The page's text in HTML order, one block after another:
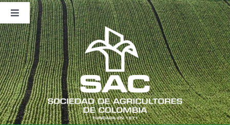
Saltar
contenido
Toggle
Navigation
Nosotros
Publicaciones
Sala de Prensa
Eventos